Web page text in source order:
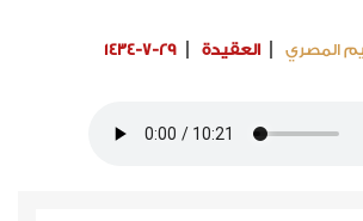
المصري العقيدة 1434-7-29